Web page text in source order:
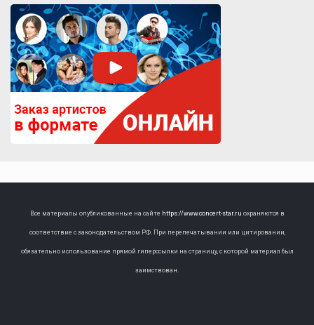
Все материалы опубликованные на сайте https://www.concert-star.ru охраняются в
соответствие с законодательством РФ. При перепечатывании или цитировании,
обязательно использование прямой гиперссылки на страницу, с которой материал был
заимствован.